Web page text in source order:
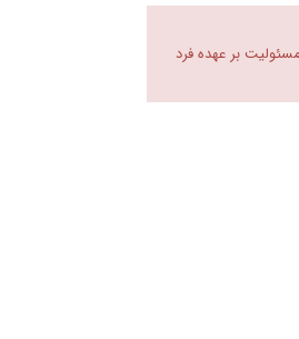
بر عهده فرد